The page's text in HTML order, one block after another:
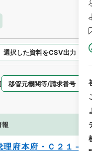
選択した資料をCSV出力
報
府本府・Ｃ２１－７